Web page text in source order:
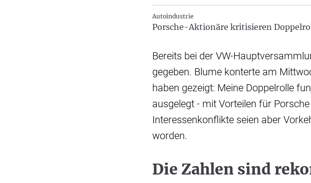
Autoindustrie
Porsche-Aktionäre kritisieren
Bereits bei der VW-
gegeben. Blume konterte am
haben gezeigt: Meine Doppelrolle
ausgelegt - mit Vorteilen für
Interessenkonflikte seien aber
worden.
Die Zahlen sind